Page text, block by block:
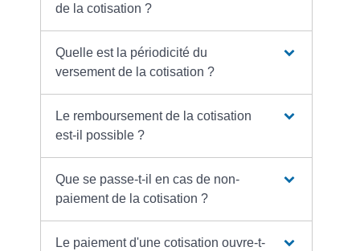
de la cotisation ?
Quelle est la périodicité du
versement de la cotisation ?
Le remboursement de la cotisation
est-il possible ?
Que se passe-t-il en cas de non-
paiement de la cotisation ?
Le paiement d'une cotisation ouvre-t-